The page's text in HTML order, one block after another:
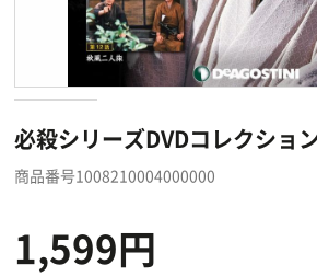
必殺シリーズDVDコレクショ
商品番号1008210004000000
1,599円